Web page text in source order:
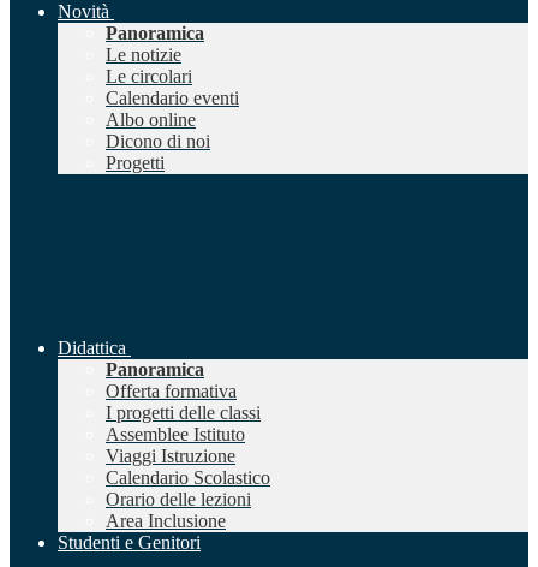
Novità
Panoramica
Le notizie
Le circolari
Calendario eventi
Albo online
Dicono di noi
Progetti
Didattica
Panoramica
Offerta formativa
I progetti delle classi
Assemblee Istituto
Viaggi Istruzione
Calendario Scolastico
Orario delle lezioni
Area Inclusione
Studenti e Genitori